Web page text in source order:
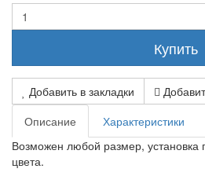
Купить
Добавить в закладки
Описание
Характеристики
Возможен любой размер, установка
цвета.